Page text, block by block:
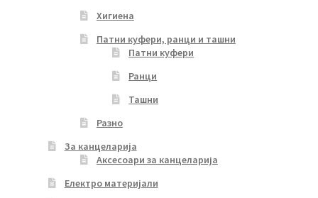
Хигиена
Патни куфери, ранци и ташни
Патни куфери
Ранци
Ташни
Разно
За канцеларија
Аксесоари за канцеларија
Електро материјали